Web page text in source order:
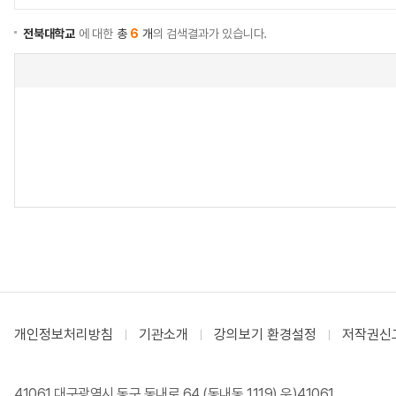
전북대학교 에 대한 총 6 개의 검색결과가 있습니다.
개인정보처리방침 기관소개 강의보기 환경설정 저작권신